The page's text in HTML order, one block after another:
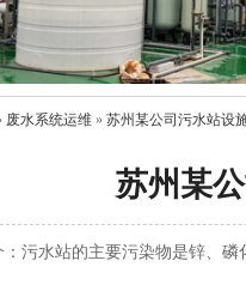
废水系统运维 » 苏州某公司污水站设
苏州某
水站的主要污染物是锌、磷